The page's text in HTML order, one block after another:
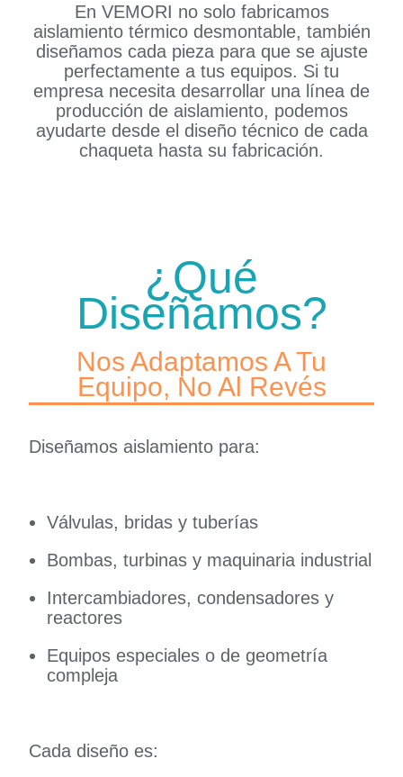
En VEMORI no solo fabricamos
aislamiento térmico desmontable, también
diseñamos cada pieza para que se ajuste
perfectamente a tus equipos. Si tu
empresa necesita desarrollar una línea de
producción de aislamiento, podemos
ayudarte desde el diseño técnico de cada
chaqueta hasta su fabricación.
¿Qué
Diseñamos?
Nos Adaptamos A Tu
Equipo, No Al Revés
Diseñamos aislamiento para:
Válvulas, bridas y tuberías
Bombas, turbinas y maquinaria industrial
Intercambiadores, condensadores y
reactores
Equipos especiales o de geometría
compleja
Cada diseño es: